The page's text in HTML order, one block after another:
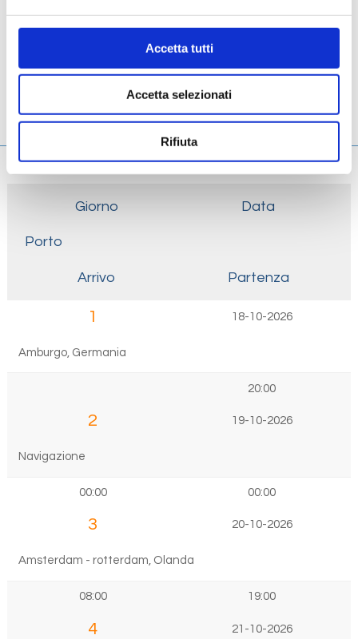
Accetta tutti
Accetta selezionati
Rifiuta
Ponti
Giorno Data
Porto
Arrivo Partenza
1 18-10-2026
Amburgo, Germania
20:00
2 19-10-2026
Navigazione
00:00 00:00
3 20-10-2026
Amsterdam - rotterdam, Olanda
08:00 19:00
4 21-10-2026